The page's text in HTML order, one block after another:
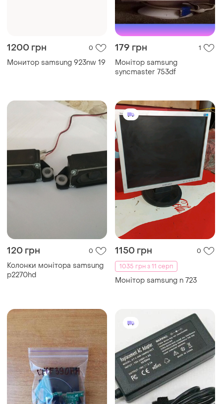
1200 грн 0
Монитор samsung 923nw 19
179 грн 1
Монітор samsung
syncmaster 753df
120 грн 0
Колонки монітора samsung
p2270hd
1150 грн
0
1035 грн з 11 серп
Монітор samsung n 723